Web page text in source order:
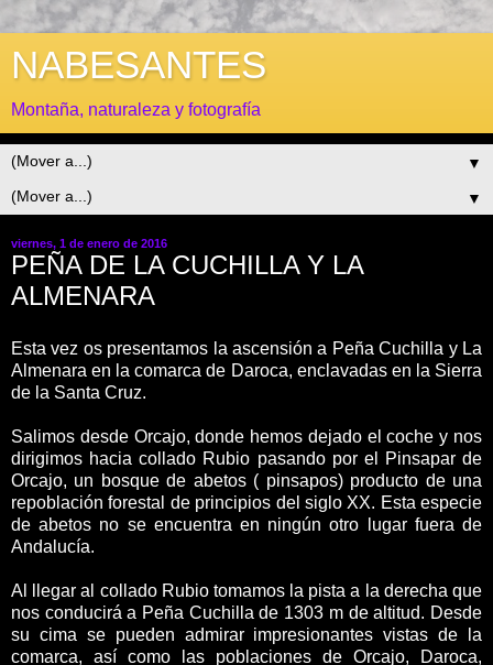
NABESANTES
Montaña, naturaleza y fotografía
▼
▼
viernes, 1 de enero de 2016
PEÑA DE LA CUCHILLA Y LA
ALMENARA
Esta vez os presentamos la ascensión a Peña Cuchilla y La
Almenara en la comarca de Daroca, enclavadas en la Sierra
de la Santa Cruz.
Salimos desde Orcajo, donde hemos dejado el coche y nos
dirigimos hacia collado Rubio pasando por el Pinsapar de
Orcajo, un bosque de abetos ( pinsapos) producto de una
repoblación forestal de principios del siglo XX. Esta especie
de abetos no se encuentra en ningún otro lugar fuera de
Andalucía.
Al llegar al collado Rubio tomamos la pista a la derecha que
nos conducirá a Peña Cuchilla de 1303 m de altitud. Desde
su cima se pueden admirar impresionantes vistas de la
comarca, así como las poblaciones de Orcajo, Daroca,